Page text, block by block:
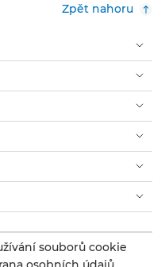
Zpět nahoru
souborů cookie